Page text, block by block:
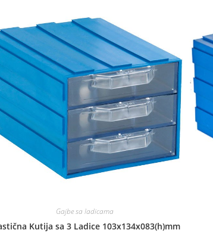
Gajbe sa ladicama
Kutija sa 3 Ladice 103x134x083(h)mm